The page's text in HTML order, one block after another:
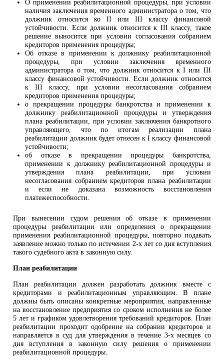
О применении реабилитационной процедуры, при условии
наличия заключения временного администратора о том, что
должник относится ко II или III классу финансовой
устойчивости. Если должник относится к III классу, такое
решение выносится при условии согласования собранием
кредиторов применения процедуры;
Об отказе в применении к должнику реабилитационной
процедуры, при условии заключения временного
администратора о том, что должник относится к I или III
классу финансовой устойчивости. Если должник относится
к III классу, при условии несогласования собранием
кредиторов применения процедуры;
о прекращении процедуры банкротства и применении к
должнику реабилитационной процедуры и утверждения
плана реабилитации, при условии заключения банкротного
управляющего, что по итогам реализации плана
реабилитации должник будет отнесен к I классу финансовой
устойчивости;
об отказе в прекращении процедуры банкротства,
применении к должнику реабилитационной процедуры и
утверждения плана реабилитации, при условии
несогласования собранием кредиторов плана реабилитации
и если не доказана возможность восстановления
платежеспособности.
При вынесении судом решения об отказе в применении
процедуры реабилитации или определения о прекращении
применения реабилитационной процедуры, повторно подавать
заявление можно только по истечении 2-х лет со дня вступления
такого судебного акта в законную силу.
План реабилитации
План реабилитации должен разработать должник вместе с
кредиторами и реабилитационным управляющим. В плане
должны быть описаны конкретные мероприятия, направленные
на восстановление предприятия со сроком исполнения не более
5 лет и графиком удовлетворения требований кредиторов. План
реабилитации проходит одобрение на собрании кредиторов и
направляется в суд для утверждения в течение 3-х месяцев со
дня вступления в законную силу решения о применении
реабилитационной процедуры.